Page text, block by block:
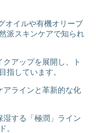
オイルや有機オリーブ
派スキンケアで知られ
クアップを展開し、ト
指しています。
アラインと革新的な化
湿する「極潤」ライン
。